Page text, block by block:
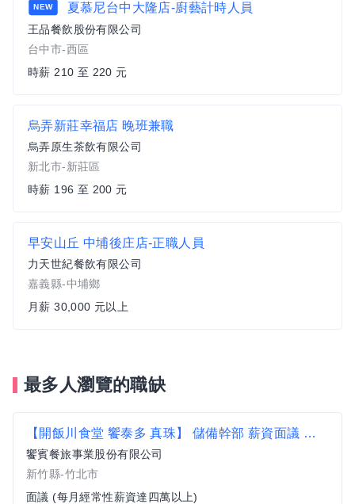
NEW 夏慕尼台中大隆店-廚藝計時人員
王品餐飲股份有限公司
台中市-西區
時薪 210 至 220 元
烏弄新莊幸福店 晚班兼職
烏弄原生茶飲有限公司
新北市-新莊區
時薪 196 至 200 元
早安山丘 中埔後庄店-正職人員
力天世紀餐飲有限公司
嘉義縣-中埔鄉
月薪 30,000 元以上
最多人瀏覽的職缺
【開飯川食堂 饗泰多 真珠】 儲備幹部 薪資面議 歡迎相關經驗者來挑戰【竹北市】
饗賓餐旅事業股份有限公司
新竹縣-竹北市
面議 (每月經常性薪資達四萬以上)